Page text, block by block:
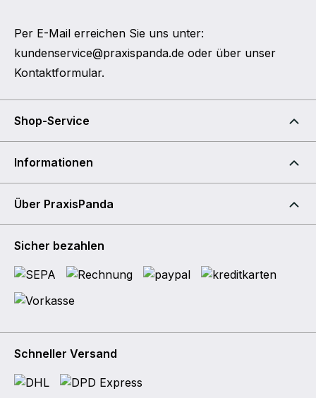
Per E-Mail erreichen Sie uns unter:
kundenservice@praxispanda.de oder über unser
Kontaktformular.
Shop-Service
Informationen
Über PraxisPanda
Sicher bezahlen
Schneller Versand